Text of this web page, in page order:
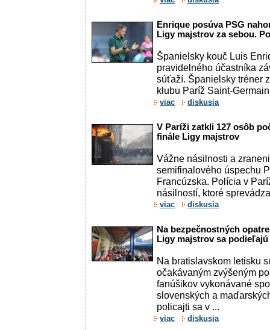
Enrique posúva PSG
Ligy majstrov za sebou.
Španielsky kouč Luis
pravidelného účastníka
súťaží. Španielsky tréner
klubu Paríž Saint-
viac diskusia
V Paríži zatkli 127 osôb
finále Ligy majstrov
Vážne násilnosti a
semifinalového úspechu
Francúzska. Polícia v
násilností, ktoré
viac diskusia
Na bezpečnostných
Ligy majstrov sa
Na bratislavskom letisku
očakávaným zvýšeným
fanúšikov vykonávané
slovenských a
policajti sa v ...
viac diskusia